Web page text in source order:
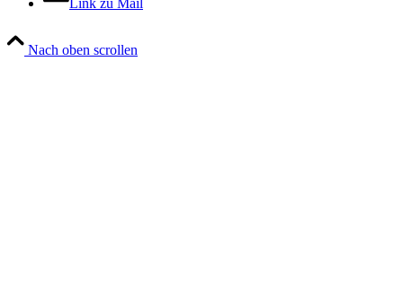
Link zu Mail
Nach oben scrollen